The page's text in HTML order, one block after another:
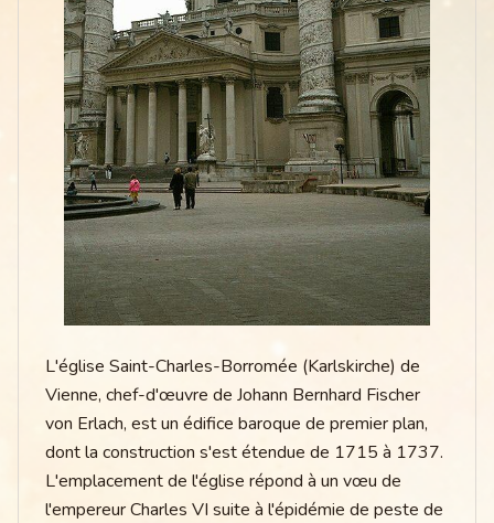
L'église Saint-Charles-Borromée (Karlskirche) de
Vienne, chef-d'œuvre de Johann Bernhard Fischer
von Erlach, est un édifice baroque de premier plan,
dont la construction s'est étendue de 1715 à 1737.
L'emplacement de l'église répond à un vœu de
l'empereur Charles VI suite à l'épidémie de peste de